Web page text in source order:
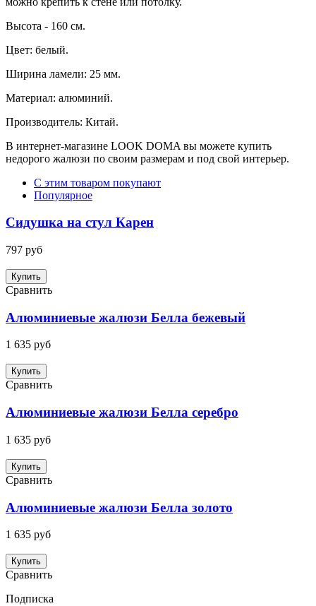
Высота - 160 см.
Цвет: белый.
Ширина ламели: 25 мм.
Материал: алюминий.
Производитель: Китай.
В интернет-магазине LOOK DOMA вы можете купить
недорого жалюзи по своим размерам и под свой интерьер.
С этим товаром покупают
Популярное
Сидушка на стул Карен
797 руб
Купить
Сравнить
Алюминиевые жалюзи Белла бежевый
1 635 руб
Купить
Сравнить
Алюминиевые жалюзи Белла серебро
1 635 руб
Купить
Сравнить
Алюминиевые жалюзи Белла золото
1 635 руб
Купить
Сравнить
Подписка